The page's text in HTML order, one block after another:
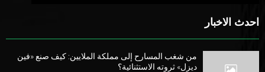
احدث الاخبار
من شغب المسارح إلى مملكة الملايين: كيف صنع «فين
ديزل» ثروته الاستثنائية؟